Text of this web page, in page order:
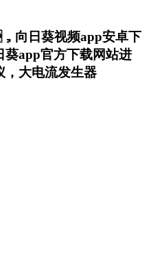
日葵视频app安卓下
日葵app官方下载网站进
，大电流发生器